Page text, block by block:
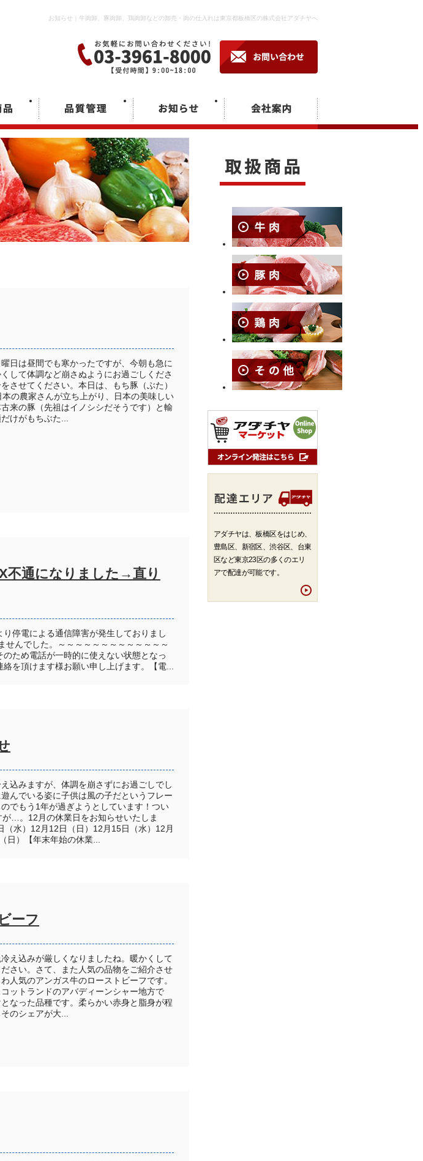
お知らせ｜牛肉卸、豚肉卸、鶏肉卸などの卸売・肉の仕入れは東京都板橋区の株式会社アダチヤへ
日は昼間でも寒かったですが、今朝も急に
して体調など崩さぬようにお過ごしくださ
させてください。本日は、もち豚（ぶた）
の農家さんが立ち上がり、日本の美味しい
来の豚（先祖はイノシシだそうです）と輸
けがもちぶた...
不通になりました→直り
停電による通信障害が発生しておりまし
んでした。～～～～～～～～～～～～～
ため電話が一時的に使えない状態となっ
を頂けます様お願い申し上げます。【電...
込みますが、体調を崩さずにお過ごしでし
んでいる姿に子供は風の子だというフレー
でもう1年が過ぎようとしています！つい
…。12月の休業日をお知らせいたしま
水）12月12日（日）12月15日（水）12月
日）【年末年始の休業...
ーフ
え込みが厳しくなりましたね。暖かくして
さい。さて、また人気の品物をご紹介させ
人気のアンガス牛のローストビーフです。
ットランドのアバディーンシャー地方で
なった品種です。柔らかい赤身と脂身が程
のシェアが大...
アダチヤは、板橋区をはじめ、
豊島区、新宿区、渋谷区、台東
区など東京23区の多くのエリ
アで配達が可能です。